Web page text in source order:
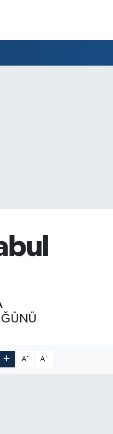
A- A+